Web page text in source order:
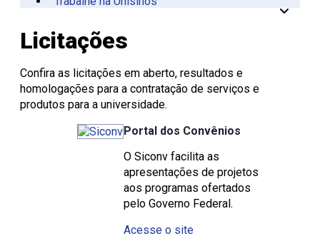
São Leopoldo
Fundação Urbano
Consulta Lista de
Diplomas
Docência
PIBID
Residência
Pedagógica
Editais
Residência
Pedagógica
Comissão
no Uso de
Comitê
de Ética
em
Pesquisa
ISO 14001
SGA Unisinos
Relatórios e
Certificações
Comunicação
Ambiental
Procedimentos
Instruções
operacionais
Licitações
Confira as licitações em aberto, resultados e
homologações para a contratação de serviços e
produtos para a universidade.
Portal dos Convênios
O Siconv facilita as
apresentações de projetos
aos programas ofertados
pelo Governo Federal.
Acesse o site